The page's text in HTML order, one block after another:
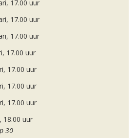
17.00 uur
17.00 uur
17.00 uur
17.00 uur
17.00 uur
17.00 uur
17.00 uur
18.00 uur
30